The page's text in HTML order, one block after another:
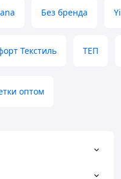
Без бренда
Текстиль ТЕП
оптом